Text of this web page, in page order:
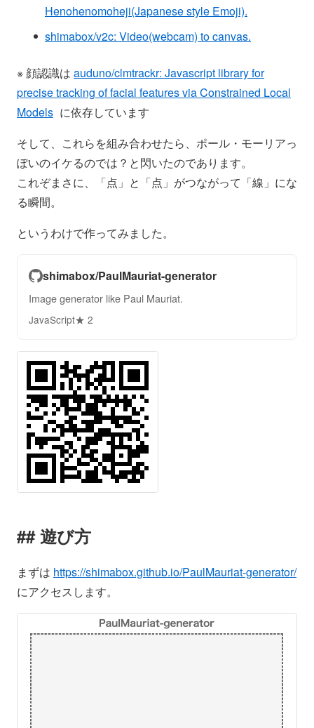
Henohenomoheji(Japanese style Emoji).
shimabox/v2c: Video(webcam) to canvas.
※ 顔認識は auduno/clmtrackr: Javascript library for
precise tracking of facial features via Constrained Local
Models に依存しています
そして、これらを組み合わせたら、ポール・モーリアっ
ぽいのイケるのでは？と閃いたのであります。
これぞまさに、「点」と「点」がつながって「線」にな
る瞬間。
というわけで作ってみました。
shimabox/PaulMauriat-generator
Image generator like Paul Mauriat.
JavaScript★ 2
遊び方
まずは https://shimabox.github.io/PaulMauriat-generator/
にアクセスします。